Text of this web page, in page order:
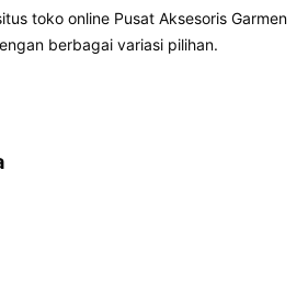
toko online Pusat Aksesoris Garmen
berbagai variasi pilihan.